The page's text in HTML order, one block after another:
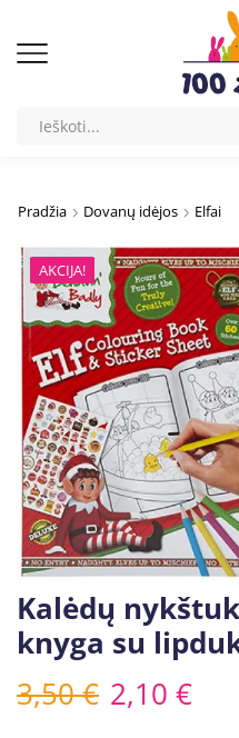
Pradžia Dovanų idėjos Elfai
AKCIJA!
Kalėdų
knyga su
3,50€ 2,10 €